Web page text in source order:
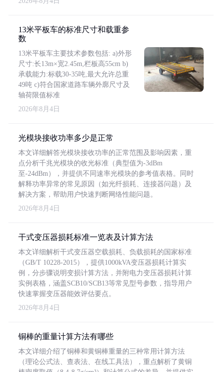
13米平板车的标准尺寸和载重参
数
13米平板车主要技术参数包括: a)外形
尺寸:长13m×宽2.45m,栏板高55cm b)
承载能力:标载30-35吨,最大允许总重
49吨 c)符合国家道路车辆外廓尺寸及
轴荷限值标准
2026年8月4日
光模块接收功率多少是正常
本文详细解答光模块接收功率的正常范围及影响因素，重
点分析千兆光模块的收光标准（典型值为-3dBm
至-24dBm），并提供不同速率光模块的参考值表格。同时
解释功率异常的常见原因（如光纤损耗、连接器问题）及
解决方案，帮助用户快速判断网络性能问题。
2026年8月4日
干式变压器损耗标准一览表及计算方法
本文详细解析干式变压器空载损耗、负载损耗的国家标准
（GB/T 10228-2015），提供1000kVA变压器损耗计算实
例，分步骤说明变损计算方法，并附电力变压器损耗计算
实例表格，涵盖SCB10/SCB13等常见型号参数，指导用户
快速掌握变压器能效评估要点。
2026年8月4日
铜棒的重量计算方法有哪些
本文详细介绍了铜棒和黄铜棒重量的三种常用计算方法
（理论公式法、查表法、在线工具法），重点解析了黄铜